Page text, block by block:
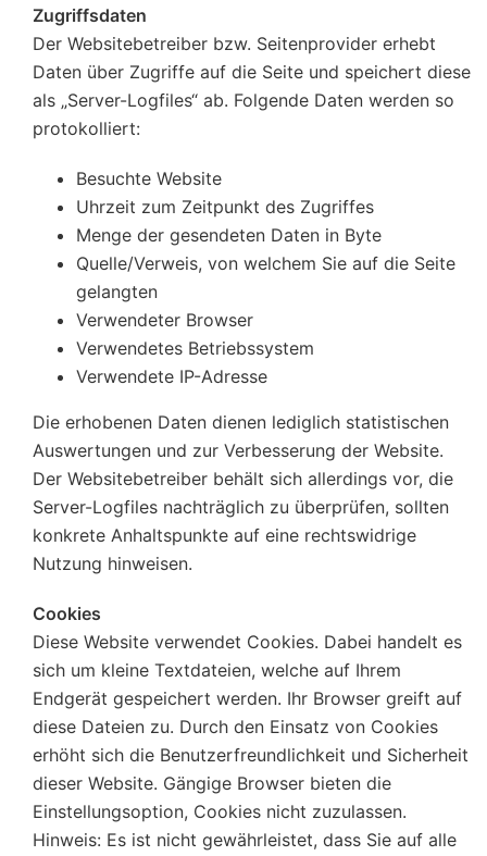
Zugriffsdaten
Der Websitebetreiber bzw. Seitenprovider erhebt
Daten über Zugriffe auf die Seite und speichert diese
als „Server-Logfiles“ ab. Folgende Daten werden so
protokolliert:
Besuchte Website
Uhrzeit zum Zeitpunkt des Zugriffes
Menge der gesendeten Daten in Byte
Quelle/Verweis, von welchem Sie auf die Seite
gelangten
Verwendeter Browser
Verwendetes Betriebssystem
Verwendete IP-Adresse
Die erhobenen Daten dienen lediglich statistischen
Auswertungen und zur Verbesserung der Website.
Der Websitebetreiber behält sich allerdings vor, die
Server-Logfiles nachträglich zu überprüfen, sollten
konkrete Anhaltspunkte auf eine rechtswidrige
Nutzung hinweisen.
Cookies
Diese Website verwendet Cookies. Dabei handelt es
sich um kleine Textdateien, welche auf Ihrem
Endgerät gespeichert werden. Ihr Browser greift auf
diese Dateien zu. Durch den Einsatz von Cookies
erhöht sich die Benutzerfreundlichkeit und Sicherheit
dieser Website. Gängige Browser bieten die
Einstellungsoption, Cookies nicht zuzulassen.
Hinweis: Es ist nicht gewährleistet, dass Sie auf alle